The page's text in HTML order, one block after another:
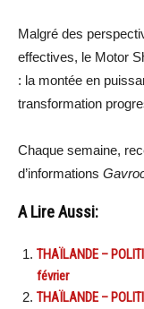
Malgré des
effectives, le Motor
: la montée en
transformation
Chaque semaine,
d’informations
A Lire Aussi:
THAÏLANDE –
février
THAÏLANDE –